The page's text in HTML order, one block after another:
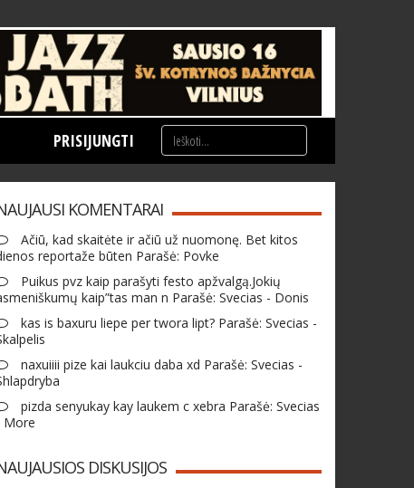
PRISIJUNGTI
KOMENTARAI
Ačiū, kad skaitėte ir ačiū už nuomonę. Bet kitos
reportaže būten Parašė: Povke
Puikus pvz kaip parašyti festo apžvalgą.Jokių
kaip”tas man n Parašė: Svecias - Donis
kas is baxuru liepe per twora lipt? Parašė: Svecias -
naxuiiii pize kai laukciu daba xd Parašė: Svecias -
pizda senyukay kay laukem c xebra Parašė: Svecias
More
DISKUSIJOS